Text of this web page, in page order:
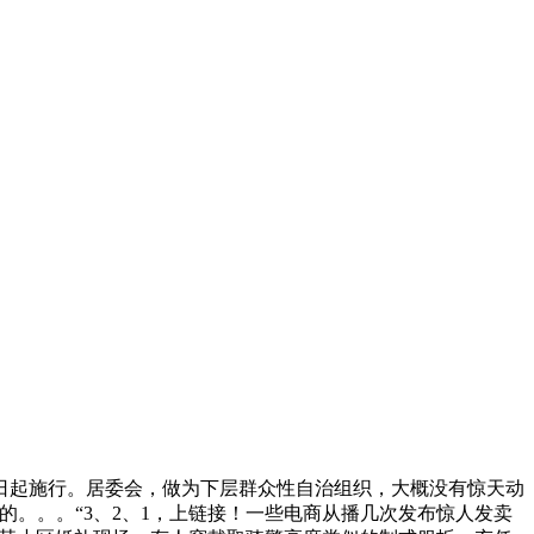
施行。居委会，做为下层群众性自治组织，大概没有惊天动
。。。“3、2、1，上链接！一些电商从播几次发布惊人发卖